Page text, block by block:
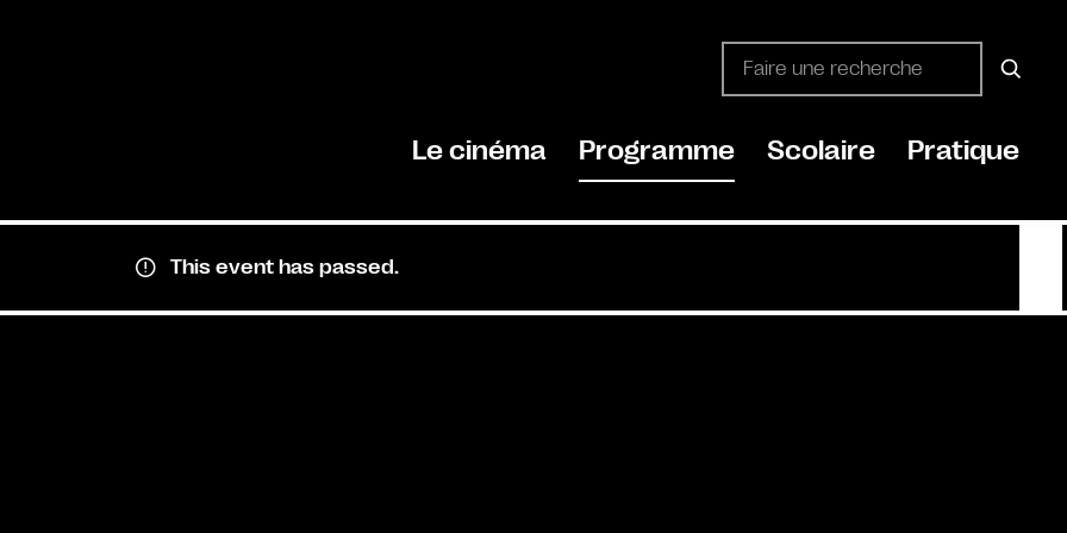
Le cinéma Programme Scolaire Pratique
This event has passed.